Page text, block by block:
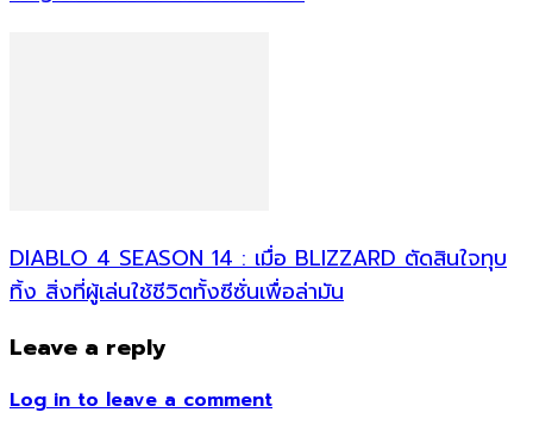
DIABLO 4 SEASON 14 : เมื่อ BLIZZARD ตัดสินใจทุบ
ทิ้ง สิ่งที่ผู้เล่นใช้ชีวิตทั้งซีซั่นเพื่อล่ามัน
Leave a reply
Log in to leave a comment